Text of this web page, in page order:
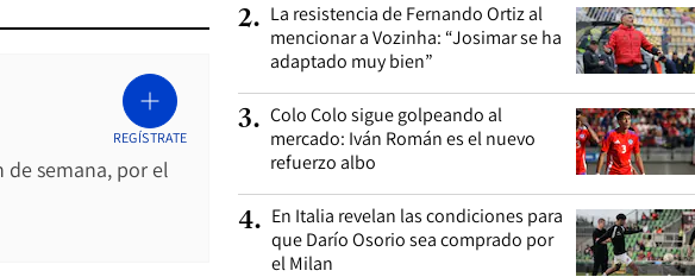
semana, por el
REGÍSTRATE
2. La resistencia de Fernando Ortiz al
mencionar a Vozinha: “Josimar se ha
adaptado muy bien”
3. Colo Colo sigue golpeando al
mercado: Iván Román es el nuevo
refuerzo albo
4. En Italia revelan las condiciones para
que Darío Osorio sea comprado por
el Milan